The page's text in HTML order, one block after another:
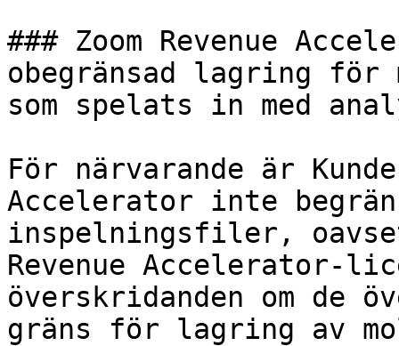
### Zoom Revenue
obegränsad lagring
som spelats in med
För närvarande är
Accelerator inte
inspelningsfiler,
Revenue Accelerator-
överskridanden om de
gräns för lagring av